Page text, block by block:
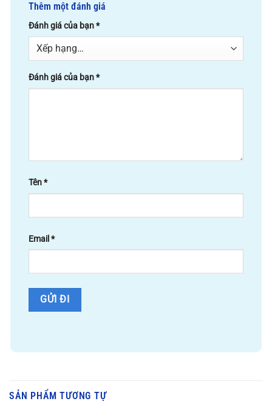
Thêm một đánh giá
Đánh giá của bạn*
Đánh giá của bạn*
Tên*
Email *
SẢN PHẨM TƯƠNG TỰ